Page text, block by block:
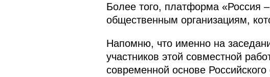
Более того, платформа «Россия
общественным организациям,
Напомню, что именно на
участников этой совместной
современной основе